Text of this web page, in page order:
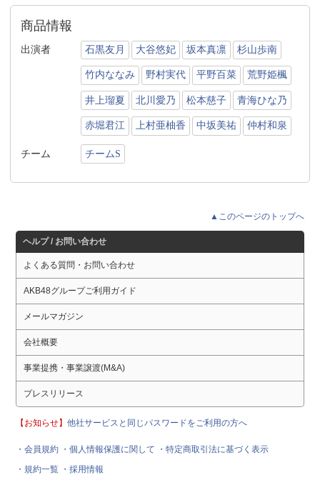
商品情報
出演者 石黒友月 大谷悠妃 坂本真凛 杉山歩南
竹内ななみ 野村実代 平野百菜 荒野姫楓
井上瑠夏 北川愛乃 松本慈子 青海ひな乃
赤堀君江 上村亜柚香 中坂美祐 仲村和泉
チーム チームS
▲このページのトップへ
ヘルプ / お問い合わせ
よくある質問・お問い合わせ
AKB48グループご利用ガイド
メールマガジン
会社概要
事業提携・事業譲渡(M&A)
プレスリリース
【お知らせ】他社サービスと同じパスワードをご利用の方へ
・会員規約 ・個人情報保護に関して
・特定商取引法に基づく表示
・規約一覧 ・採用情報